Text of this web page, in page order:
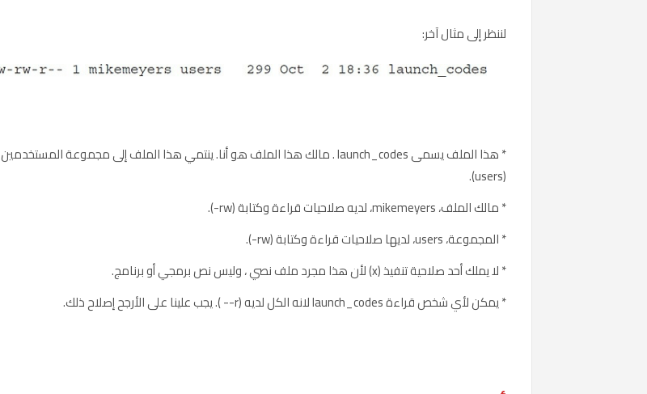
لننظر إلى مثال آخر:
* هذا الملف يسمى launch_codes . مالك هذا الملف هو أنا. ينتمي هذا الملف إلى مجموعة المستخدمين
(users).
* مالك الملف، mikemeyers، لديه صلاحيات قراءة وكتابة (rw-).
* المجموعة، users، لديها صلاحيات قراءة وكتابة (rw-).
* لا يملك أحد صلاحية تنفيذ (x) لأن هذا مجرد ملف نصي ، وليس نص برمجي أو برنامج.
* يمكن لأي شخص قراءة launch_codes لانه الكل لديه (r-- ). يجب علينا على الأرجح إصلاح ذلك.